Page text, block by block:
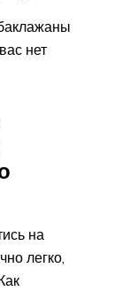
нет
на
легко,